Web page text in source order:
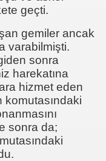
geçti.
gemiler ancak
varabilmişti.
sonra
harekatına
hizmet eden
komutasındaki
sonra da;